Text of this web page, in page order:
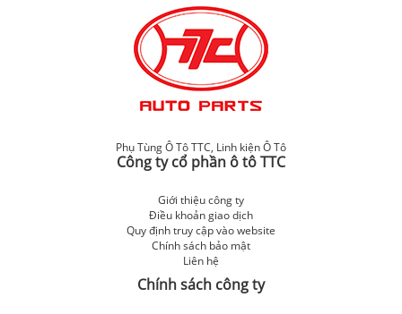
Phụ Tùng Ô Tô TTC, Linh kiện Ô Tô
Công ty cổ phần ô tô TTC
Giới thiệu công ty
Điều khoản giao dịch
Quy định truy cập vào website
Chính sách bảo mật
Liên hệ
Chính sách công ty